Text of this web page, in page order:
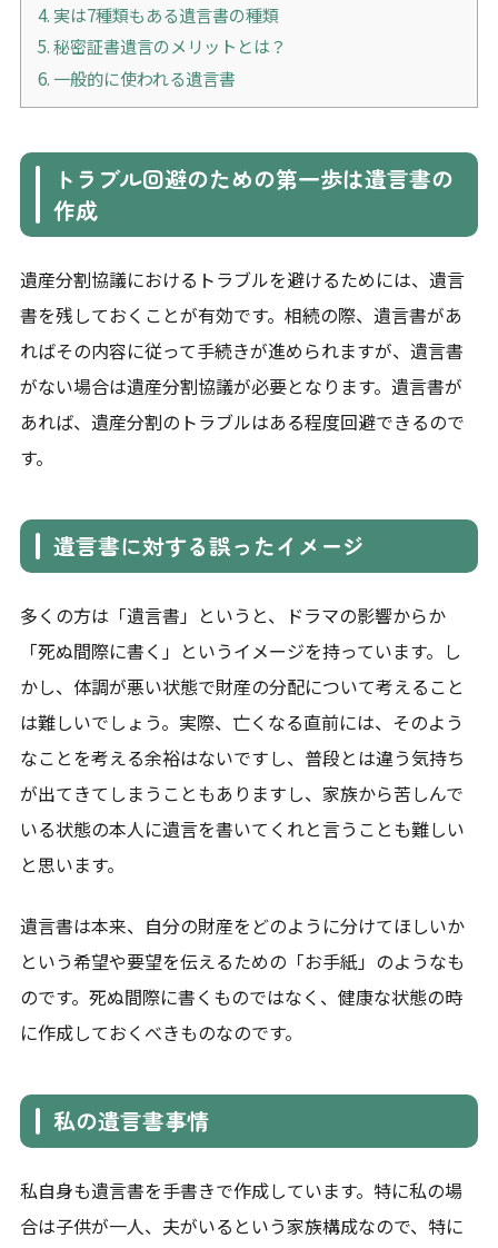
4. 実は7種類もある遺言書の種類
5.秘密証書遺言のメリットとは？
6. 一般的に使われる遺言書
トラブル回避のための第一歩は遺言書の
作成
遺産分割協議におけるトラブルを避けるためには、遺言
書を残しておくことが有効です。相続の際、遺言書があ
ればその内容に従って手続きが進められますが、遺言書
がない場合は遺産分割協議が必要となります。遺言書が
あれば、遺産分割のトラブルはある程度回避できるので
す。
遺言書に対する誤ったイメージ
多くの方は「遺言書」というと、ドラマの影響からか
「死ぬ間際に書く」というイメージを持っています。し
かし、体調が悪い状態で財産の分配について考えること
は難しいでしょう。実際、亡くなる直前には、そのよう
なことを考える余裕はないですし、普段とは違う気持ち
が出てきてしまうこともありますし、家族から苦しんで
いる状態の本人に遺言を書いてくれと言うことも難しい
と思います。
遺言書は本来、自分の財産をどのように分けてほしいか
という希望や要望を伝えるための「お手紙」のようなも
のです。死ぬ間際に書くものではなく、健康な状態の時
に作成しておくべきものなのです。
私の遺言書事情
私自身も遺言書を手書きで作成しています。特に私の場
合は子供が一人、夫がいるという家族構成なので、特に